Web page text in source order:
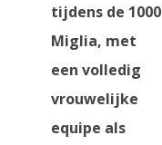
tijdens de 1000
Miglia, met
een volledig
vrouwelijke
equipe als